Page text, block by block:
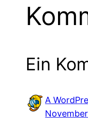
Ein
A